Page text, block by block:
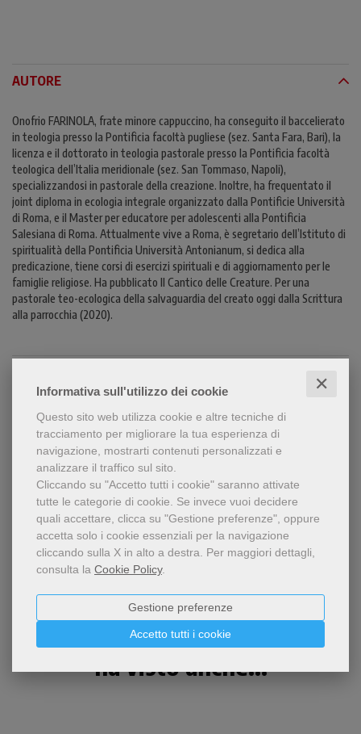
Informativa sull'utilizzo dei cookie ✕
Questo sito web utilizza cookie e altre tecniche di
tracciamento per migliorare la tua esperienza di
navigazione, mostrarti contenuti personalizzati e
analizzare il traffico sul sito.
Cliccando su "Accetto tutti i cookie" saranno attivate
tutte le categorie di cookie. Se invece vuoi decidere
quali accettare, clicca su "Gestione preferenze", oppure
accetta solo i cookie essenziali per la navigazione
cliccando sulla X in alto a destra. Per maggiori dettagli,
consulta la Cookie Policy.
Accetto tutti i cookie
Gestione preferenze
AUTORE
Onofrio FARINOLA, frate minore cappuccino, ha conseguito il baccelierato
in teologia presso la Pontificia facoltà pugliese (sez. Santa Fara, Bari), la
licenza e il dottorato in teologia pastorale presso la Pontificia facoltà
teologica dell’Italia meridionale (sez. San Tommaso, Napoli),
specializzandosi in pastorale della creazione. Inoltre, ha frequentato il
joint diploma in ecologia integrale organizzato dalla Pontificie Università
di Roma, e il Master per educatore per adolescenti alla Pontificia
Salesiana di Roma. Attualmente vive a Roma, è segretario dell’Istituto di
spiritualità della Pontificia Università Antonianum, si dedica alla
predicazione, tiene corsi di esercizi spirituali e di aggiornamento per le
famiglie religiose. Ha pubblicato Il Cantico delle Creature. Per una
pastorale teo-ecologica della salvaguardia del creato oggi dalla Scrittura
alla parrocchia (2020).
Condividi
Chi ha visto questo prodotto
ha visto anche...